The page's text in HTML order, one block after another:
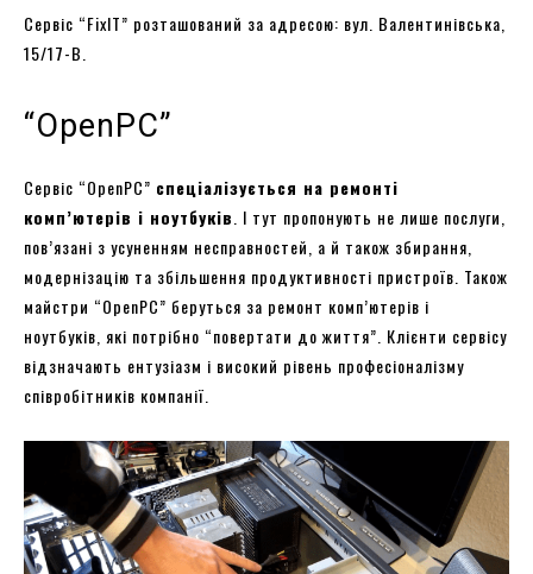
Сервіс “FixIT” розташований за адресою: вул. Валентинівська,
15/17-В.
“OpenPC”
Сервіс “OpenPC” спеціалізується на ремонті
комп’ютерів і ноутбуків . І тут пропонують не лише послуги,
пов’язані з усуненням несправностей, а й також збирання,
модернізацію та збільшення продуктивності пристроїв. Також
майстри “OpenPC” беруться за ремонт комп’ютерів і
ноутбуків, які потрібно “повертати до життя”. Клієнти сервісу
відзначають ентузіазм і високий рівень професіоналізму
співробітників компанії.